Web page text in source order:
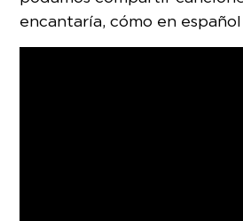
encantaría, cómo en